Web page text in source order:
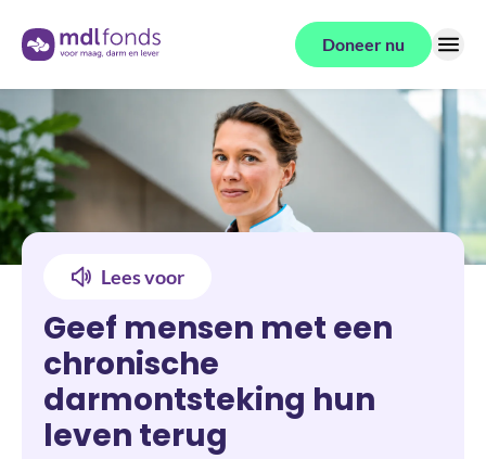
Terug naar de homepage Doneer nu
Lees voor
Geef mensen met een
chronische
darmontsteking hun
leven terug